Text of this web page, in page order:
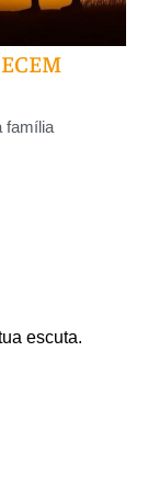
família
escuta.